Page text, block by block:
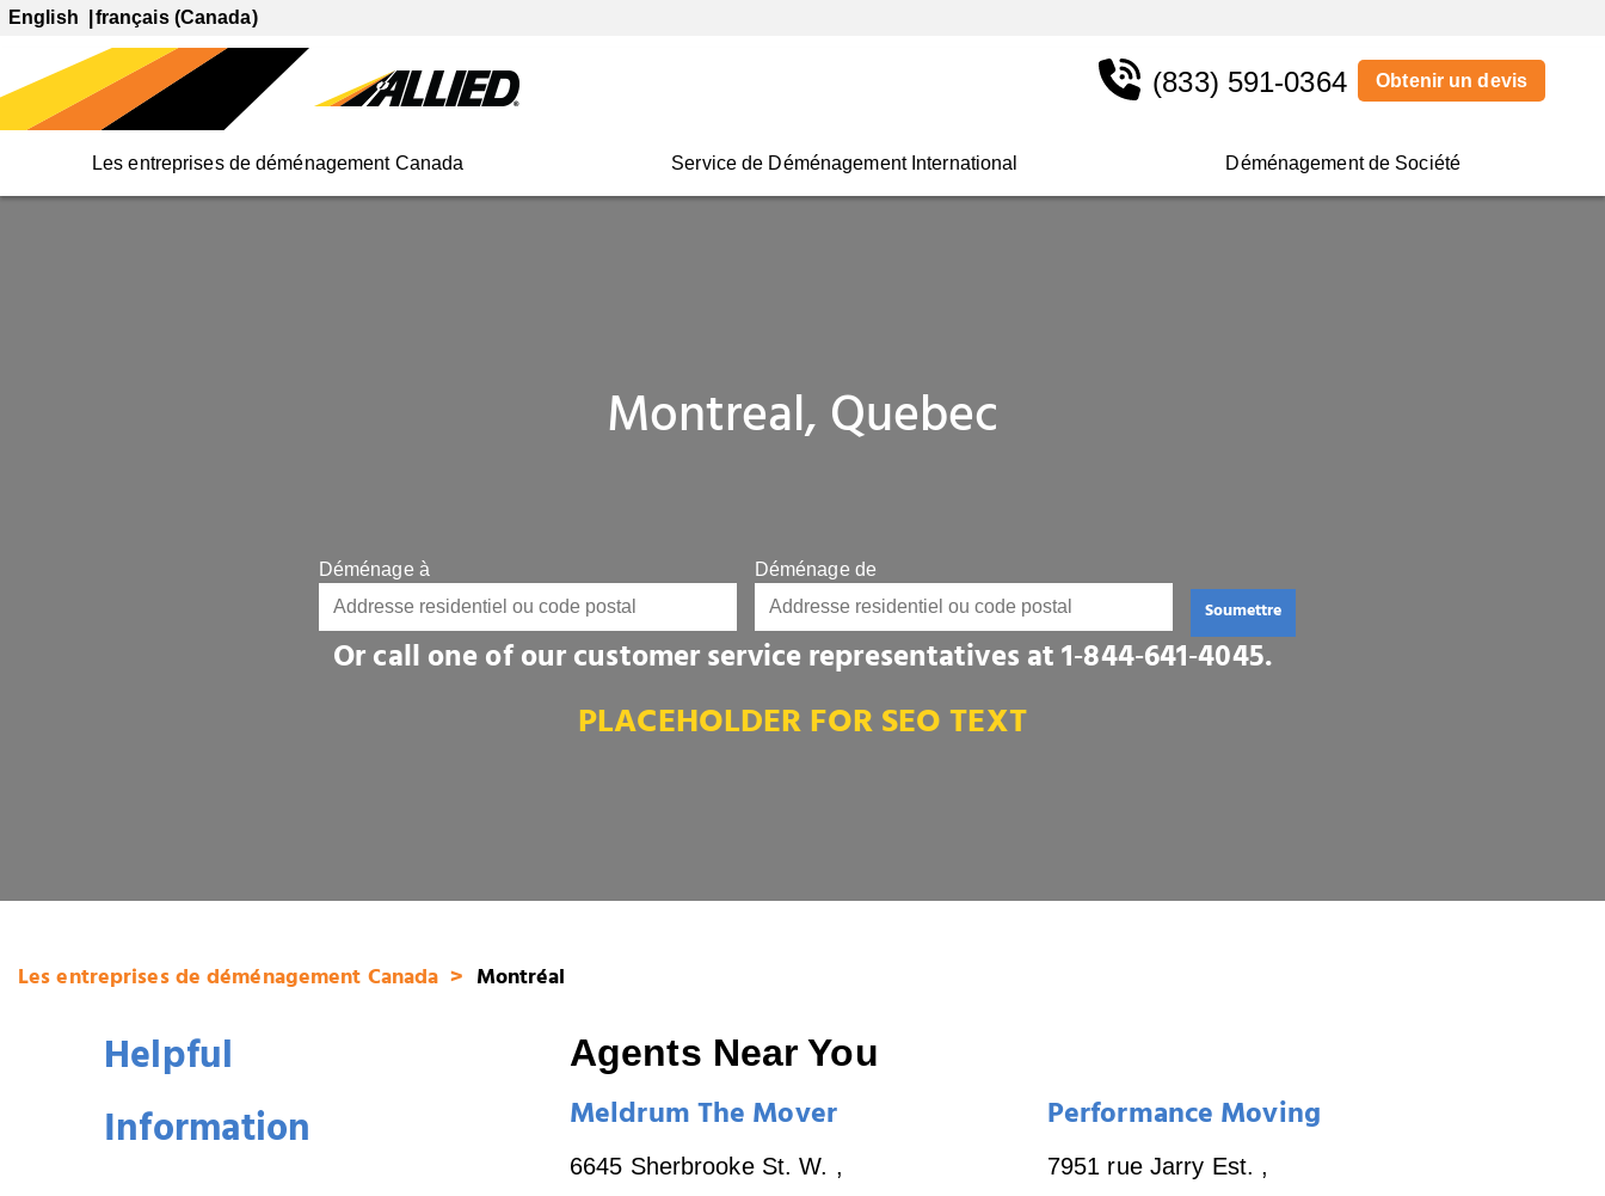
English français (Canada)
Les entreprises de déménagement Canada Service de Déménagement International Déménagement de Société
(833) 591-0364 Obtenir un devis
Montreal, Quebec
Déménage à Déménage de
Soumettre
Or call one of our customer service representatives at1‑844‑641‑4045.
PLACEHOLDER FOR SEO TEXT
Les entreprises de déménagement Canada Montréal
Helpful
Information
Agents Near You
Meldrum The Mover
6645 Sherbrooke St. W. ,
Performance Moving
7951 rue Jarry Est. ,